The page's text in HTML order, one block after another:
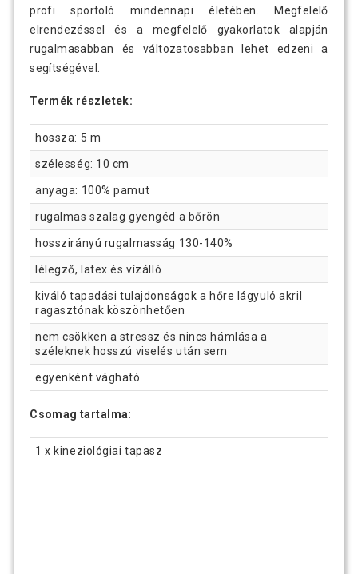
profi sportoló mindennapi életében. Megfelelő
elrendezéssel és a megfelelő gyakorlatok alapján
rugalmasabban és változatosabban lehet edzeni a
segítségével.
Termék részletek:
hossza: 5 m
szélesség: 10 cm
anyaga: 100% pamut
rugalmas szalag gyengéd a bőrön
hosszirányú rugalmasság 130-140%
lélegző, latex és vízálló
kiváló tapadási tulajdonságok a hőre lágyuló akril
ragasztónak köszönhetően
nem csökken a stressz és nincs hámlása a
széleknek hosszú viselés után sem
egyenként vágható
Csomag tartalma:
1 x kineziológiai tapasz